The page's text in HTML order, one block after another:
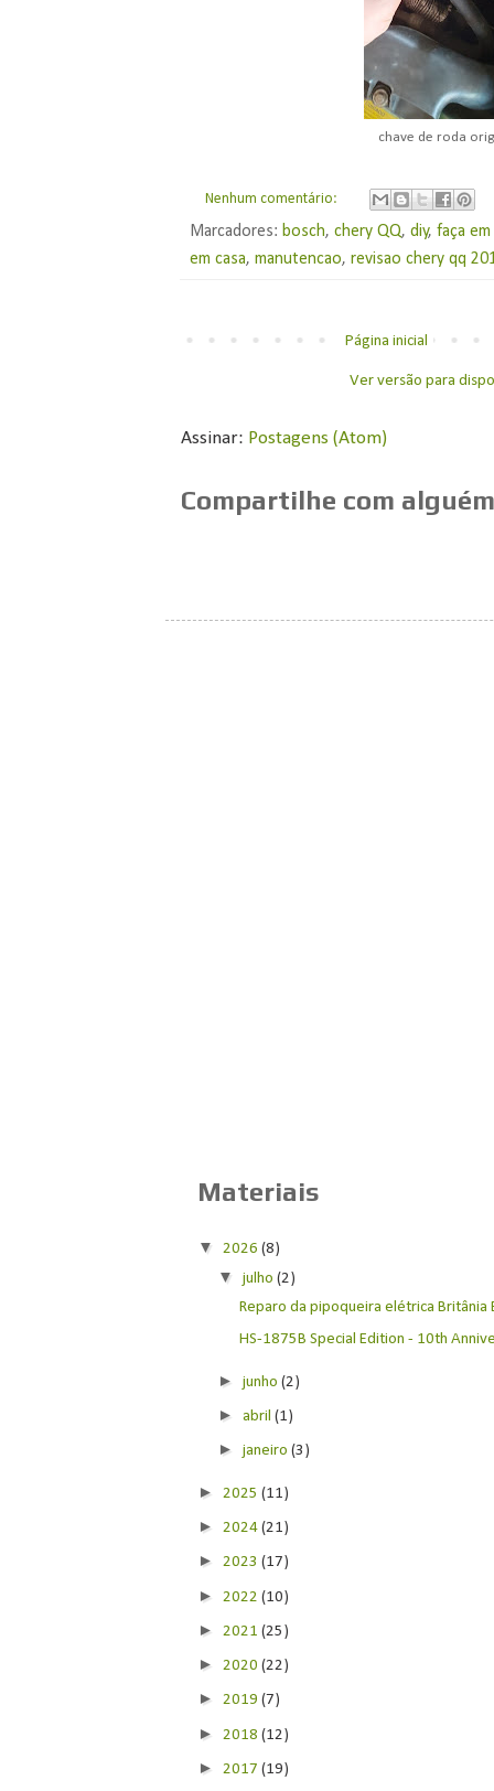
chave de roda
Nenhum comentário:
Marcadores: bosch,chery QQ,diy,faça em
em casa,manutencao,revisao chery qq
Página inicial
Ver versão para
Assinar: Postagens (Atom)
Compartilhe com
Materiais
▼ 2026(8)
▼julho(2)
Reparo da pipoqueira elétrica Britânia
HS-1875B Special Edition - 10th
►junho(2)
►abril(1)
►janeiro(3)
► 2025(11)
► 2024(21)
► 2023(17)
► 2022(10)
► 2021(25)
► 2020(22)
► 2019(7)
► 2018(12)
► 2017(19)